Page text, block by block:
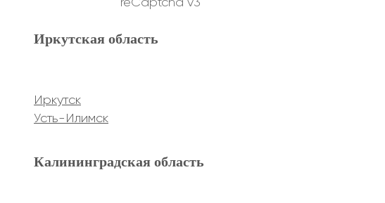
Курган
reCaptcha v3
Иркутская область
Иркутск
Усть-Илимск
Калининградская область